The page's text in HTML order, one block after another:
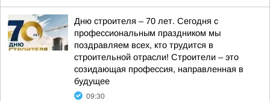
Дню строителя – 70 лет. Сегодня с
профессиональным праздником мы
поздравляем всех, кто трудится в
строительной отрасли! Строители – это
созидающая профессия, направленная в
будущее
09:30